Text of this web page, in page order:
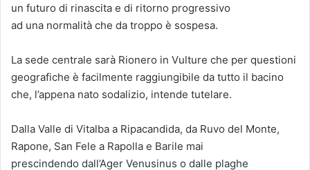
un futuro di rinascita e di ritorno progressivo
ad una normalità che da troppo è sospesa.
La sede centrale sarà Rionero in Vulture che per questioni
geografiche è facilmente raggiungibile da tutto il bacino
che, l’appena nato sodalizio, intende tutelare.
Dalla Valle di Vitalba a Ripacandida, da Ruvo del Monte,
Rapone, San Fele a Rapolla e Barile mai
prescindendo dall’Ager Venusinus o dalle plaghe